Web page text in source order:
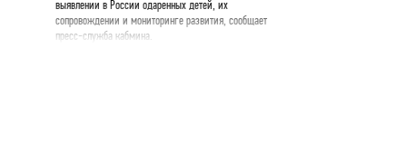
выявлении в России одаренных детей, их
сопровождении и мониторинге развития, сообщает
пресс-служба кабмина.